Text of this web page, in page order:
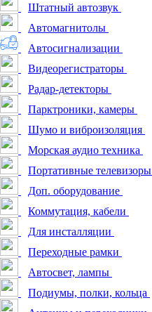
Штатный автозвук
Автомагнитолы
Автосигнализации
Видеорегистраторы
Радар-детекторы
Парктроники, камеры
Шумо и виброизоляция
Морская аудио техника
Портативные телевизоры
Доп. оборудование
Коммутация, кабели
Для инсталляции
Переходные рамки
Автосвет, лампы
Подиумы, полки, кольца